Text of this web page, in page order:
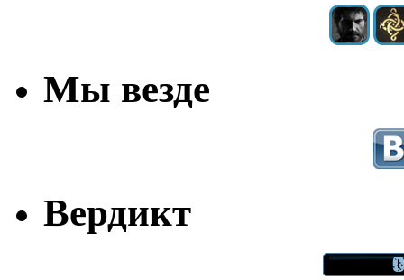
Мы везде
Вердикт